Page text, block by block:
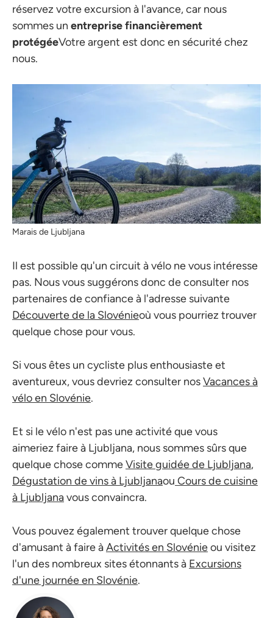
réservez votre excursion à l'avance, car nous
sommes un entreprise financièrement
protégéeVotre argent est donc en sécurité chez
nous.
Marais de Ljubljana
Il est possible qu'un circuit à vélo ne vous intéresse
pas. Nous vous suggérons donc de consulter nos
partenaires de confiance à l'adresse suivante
Découverte de la Slovénieoù vous pourriez trouver
quelque chose pour vous.
Si vous êtes un cycliste plus enthousiaste et
aventureux, vous devriez consulter nosVacances à
vélo en Slovénie.
Et si le vélo n'est pas une activité que vous
aimeriez faire à Ljubljana, nous sommes sûrs que
quelque chose commeVisite guidée de Ljubljana,
Dégustation de vins à Ljubljanaou Cours de cuisine
à Ljubljanavous convaincra.
Vous pouvez également trouver quelque chose
d'amusant à faire àActivités en Slovénieou visitez
l'un des nombreux sites étonnants à Excursions
d'une journée en Slovénie.